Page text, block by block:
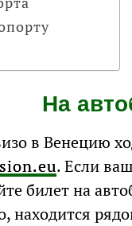
На
в Венецию
. Если
билет на
находится